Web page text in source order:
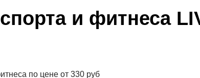
и фитнеса
по цене от 330 руб